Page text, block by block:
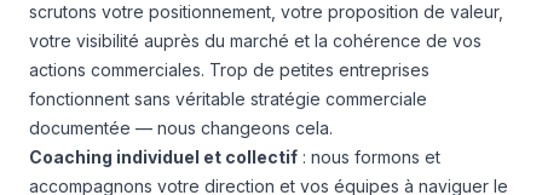
scrutons votre positionnement, votre proposition de valeur,
votre visibilité auprès du marché et la cohérence de vos
actions commerciales. Trop de petites entreprises
fonctionnent sans véritable stratégie commerciale
documentée — nous changeons cela.
Coaching individuel et collectif : nous formons et
accompagnons votre direction et vos équipes à naviguer le